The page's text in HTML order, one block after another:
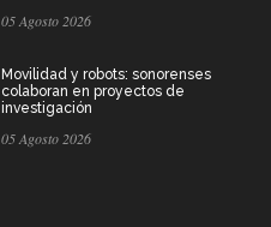
05 Agosto 2026
Movilidad y robots: sonorenses
colaboran en proyectos de
investigación
05 Agosto 2026